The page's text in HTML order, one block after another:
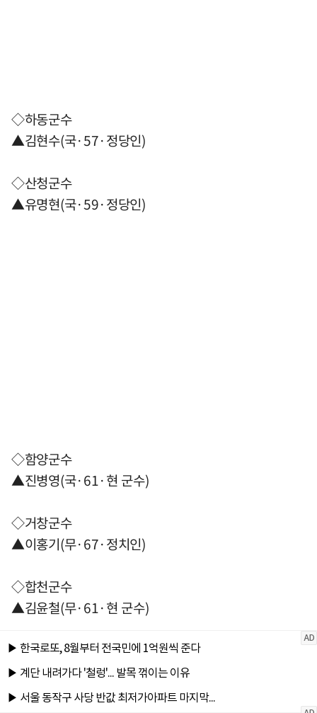
◇하동군수
▲김현수(국·57·정당인)
◇산청군수
▲유명현(국·59·정당인)
◇함양군수
▲진병영(국·61·현 군수)
◇거창군수
▲이홍기(무·67·정치인)
◇합천군수
▲김윤철(무·61·현 군수)